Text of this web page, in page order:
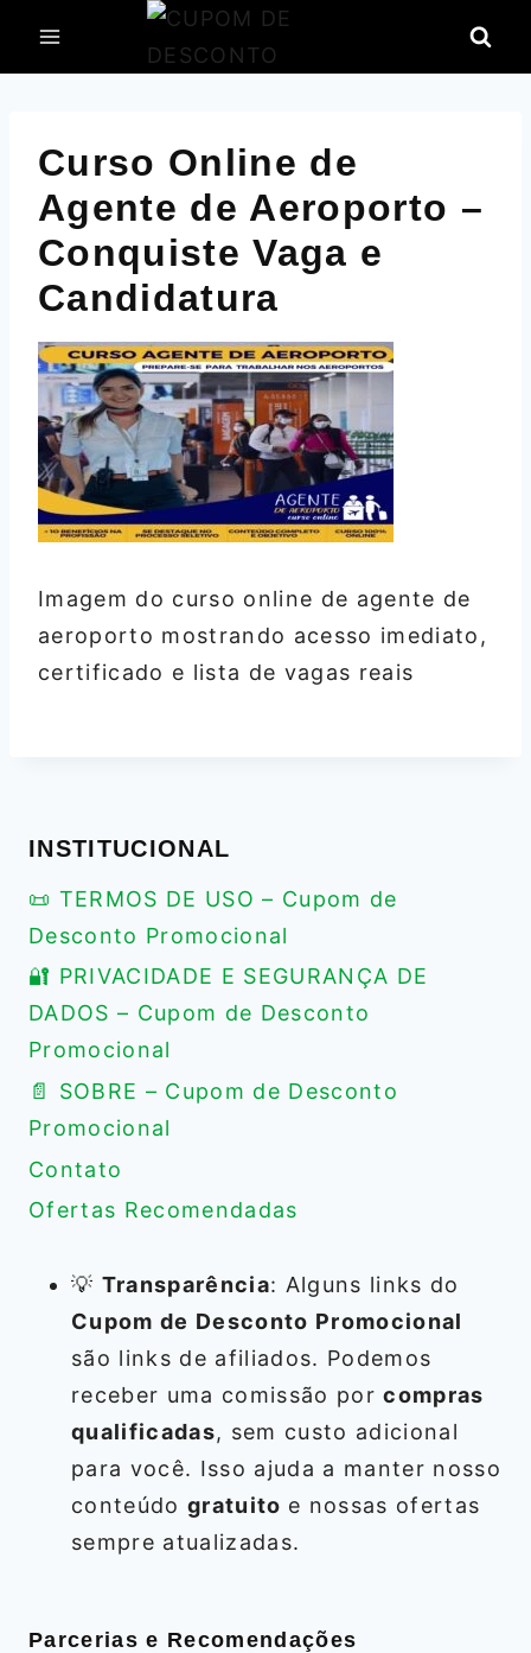
Curso Online de
Agente de Aeroporto –
Conquiste Vaga e
Candidatura
Imagem do curso online de agente de
aeroporto mostrando acesso imediato,
certificado e lista de vagas reais
INSTITUCIONAL
📜 TERMOS DE USO – Cupom de
Desconto Promocional
🔐 PRIVACIDADE E SEGURANÇA DE
DADOS – Cupom de Desconto
Promocional
📄 SOBRE – Cupom de Desconto
Promocional
Contato
Ofertas Recomendadas
💡 Transparência: Alguns links do
Cupom de Desconto Promocional
são links de afiliados. Podemos
receber uma comissão porcompras
qualificadas, sem custo adicional
para você. Isso ajuda a manter nosso
conteúdo gratuito e nossas ofertas
sempre atualizadas.
Parcerias e Recomendações